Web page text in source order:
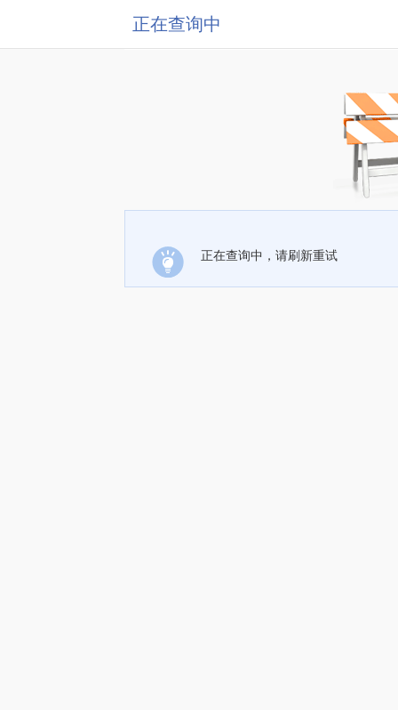
正在查询中
正在查询中，请刷新重试